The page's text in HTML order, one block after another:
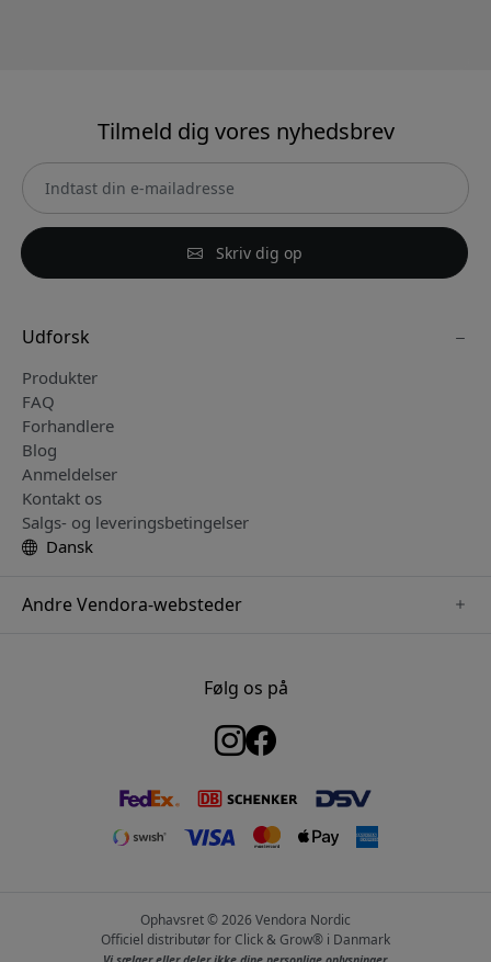
Tilmeld dig vores nyhedsbrev
Skriv dig op
Udforsk
Produkter
FAQ
Forhandlere
Blog
Anmeldelser
Kontakt os
Salgs- og leveringsbetingelser
Dansk
Andre Vendora-websteder
www.plaud.se
Følg os på
Ophavsret © 2026 Vendora Nordic
Officiel distributør for Click & Grow® i Danmark